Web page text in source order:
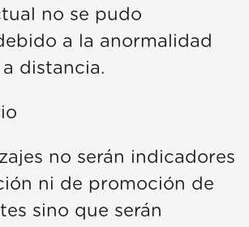
no se pudo
a la anormalidad
distancia.
no serán indicadores
ni de promoción de
sino que serán